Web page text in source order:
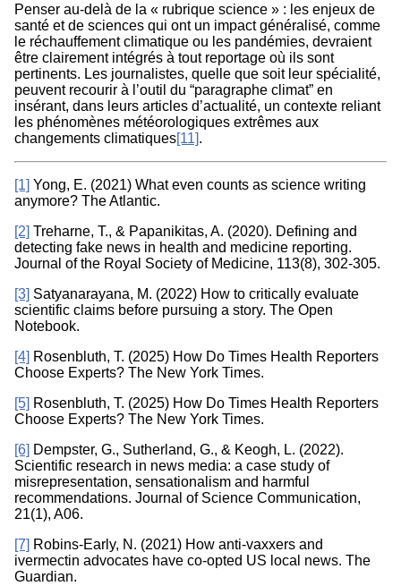
Penser au-delà de la « rubrique science » : les enjeux de
santé et de sciences qui ont un impact généralisé, comme
le réchauffement climatique ou les pandémies, devraient
être clairement intégrés à tout reportage où ils sont
pertinents. Les journalistes, quelle que soit leur spécialité,
peuvent recourir à l’outil du “paragraphe climat” en
insérant, dans leurs articles d’actualité, un contexte reliant
les phénomènes météorologiques extrêmes aux
changements climatiques[11].
[1] Yong, E. (2021) What even counts as science writing
anymore? The Atlantic.
[2] Treharne, T., & Papanikitas, A. (2020). Defining and
detecting fake news in health and medicine reporting.
Journal of the Royal Society of Medicine, 113(8), 302-305.
[3] Satyanarayana, M. (2022) How to critically evaluate
scientific claims before pursuing a story. The Open
Notebook.
[4] Rosenbluth, T. (2025) How Do Times Health Reporters
Choose Experts? The New York Times.
[5] Rosenbluth, T. (2025) How Do Times Health Reporters
Choose Experts? The New York Times.
[6] Dempster, G., Sutherland, G., & Keogh, L. (2022).
Scientific research in news media: a case study of
misrepresentation, sensationalism and harmful
recommendations. Journal of Science Communication,
21(1), A06.
[7] Robins-Early, N. (2021) How anti-vaxxers and
ivermectin advocates have co-opted US local news. The
Guardian.